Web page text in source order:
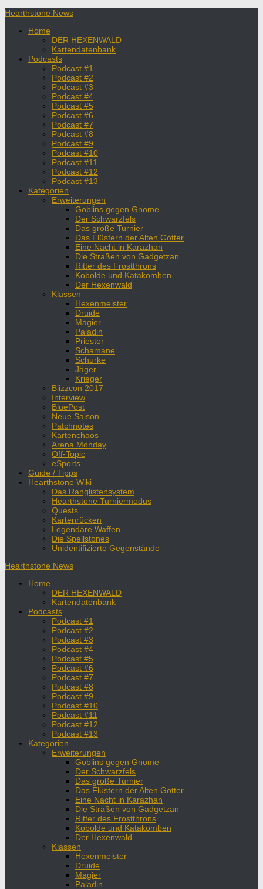
Hearthstone News
Home
DER HEXENWALD
Kartendatenbank
Podcasts
Podcast #1
Podcast #2
Podcast #3
Podcast #4
Podcast #5
Podcast #6
Podcast #7
Podcast #8
Podcast #9
Podcast #10
Podcast #11
Podcast #12
Podcast #13
Kategorien
Erweiterungen
Goblins gegen Gnome
Der Schwarzfels
Das große Turnier
Das Flüstern der Alten Götter
Eine Nacht in Karazhan
Die Straßen von Gadgetzan
Ritter des Frostthrons
Kobolde und Katakomben
Der Hexenwald
Klassen
Hexenmeister
Druide
Magier
Paladin
Priester
Schamane
Schurke
Jäger
Krieger
Blizzcon 2017
Interview
BluePost
Neue Saison
Patchnotes
Kartenchaos
Arena Monday
Off-Topic
eSports
Guide / Tipps
Hearthstone Wiki
Das Ranglistensystem
Hearthstone Turniermodus
Quests
Kartenrücken
Legendäre Waffen
Die Spellstones
Unidentifizierte Gegenstände
Hearthstone News
Home
DER HEXENWALD
Kartendatenbank
Podcasts
Podcast #1
Podcast #2
Podcast #3
Podcast #4
Podcast #5
Podcast #6
Podcast #7
Podcast #8
Podcast #9
Podcast #10
Podcast #11
Podcast #12
Podcast #13
Kategorien
Erweiterungen
Goblins gegen Gnome
Der Schwarzfels
Das große Turnier
Das Flüstern der Alten Götter
Eine Nacht in Karazhan
Die Straßen von Gadgetzan
Ritter des Frostthrons
Kobolde und Katakomben
Der Hexenwald
Klassen
Hexenmeister
Druide
Magier
Paladin